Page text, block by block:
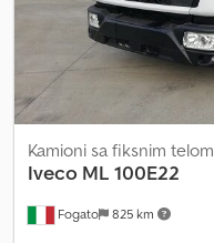
Fogato 825 km
Kamioni sa fiksnim telom
Iveco ML 100E22